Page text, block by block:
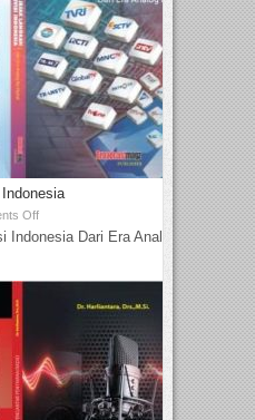
Off
Dari Era Analog